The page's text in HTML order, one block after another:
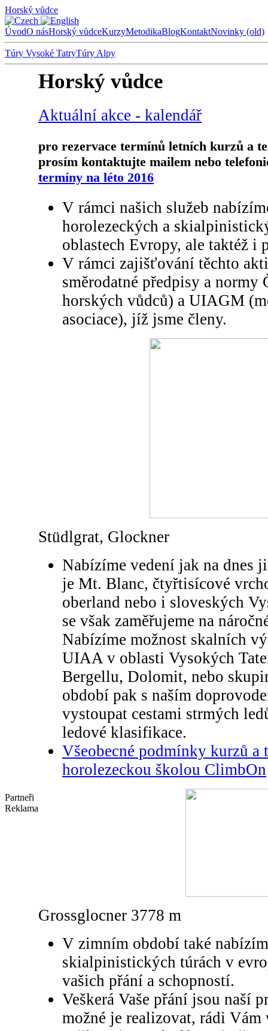
Horský vůdce
ÚvodO násHorský vůdceKurzyMetodikaBlogKontaktNovinky (old)
Túry Vysoké TatryTúry Alpy
Partneři
Reklama
Horský vůdce
Aktuální akce - kalendář
pro rezervace termínů letních kurzů a
prosím kontaktujte mailem nebo
termíny na léto 2016
V rámci našich služeb
horolezeckých a
oblastech Evropy, ale taktéž i
V rámci zajišťování těchto
směrodatné předpisy a normy
horských vůdců) a UIAGM
asociace), jíž jsme členy.
Stüdlgrat, Glockner
Nabízíme vedení jak na dnes
je Mt. Blanc, čtyřtisícové
oberland nebo i sloveských
se však zaměřujeme na
Nabízíme možnost skalních
UIAA v oblasti Vysokých
Bergellu, Dolomit, nebo
období pak s naším
vystoupat cestami strmých
ledové klasifikace.
Všeobecné podmínky kurzů a
horolezeckou školou ClimbOn
Grossglocner 3778 m
V zimním období také
skialpinistických túrách v
vašich přání a schopností.
Veškerá Vaše přání jsou naší
možné je realizovat, rádi